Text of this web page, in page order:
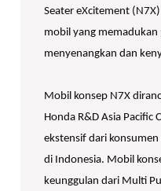
Seater eXcitement
mobil yang
menyenangkan dan
Mobil konsep N7X
Honda R&D Asia Pacific
ekstensif dari
di Indonesia. Mobil
keunggulan dari Multi